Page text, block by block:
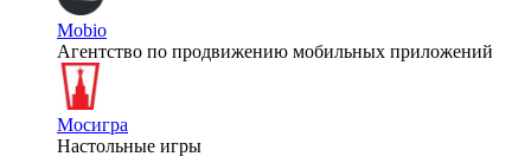
Mobio
Агентство по продвижению мобильных приложений
Мосигра
Настольные игры